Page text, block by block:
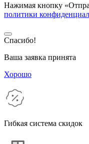
Нажимая кнопку
политики
Спасибо!
Ваша заявка принята
Хорошо
Гибкая система скидок